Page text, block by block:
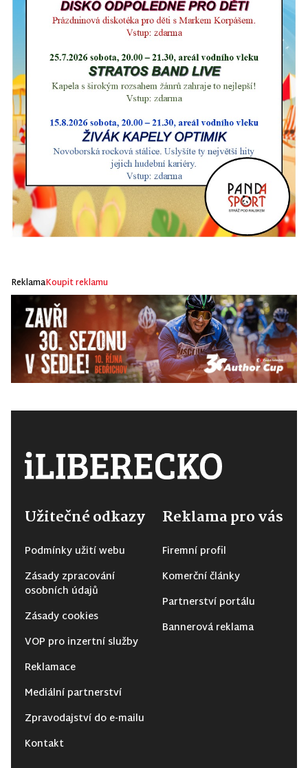
ReklamaKoupit reklamu
Užitečné odkazy
Podmínky užití webu
Zásady zpracování
osobních údajů
Zásady cookies
VOP pro inzertní služby
Reklamace
Mediální partnerství
Zpravodajství do e-mailu
Kontakt
Reklama pro vás
Firemní profil
Komerční články
Partnerství portálu
Bannerová reklama